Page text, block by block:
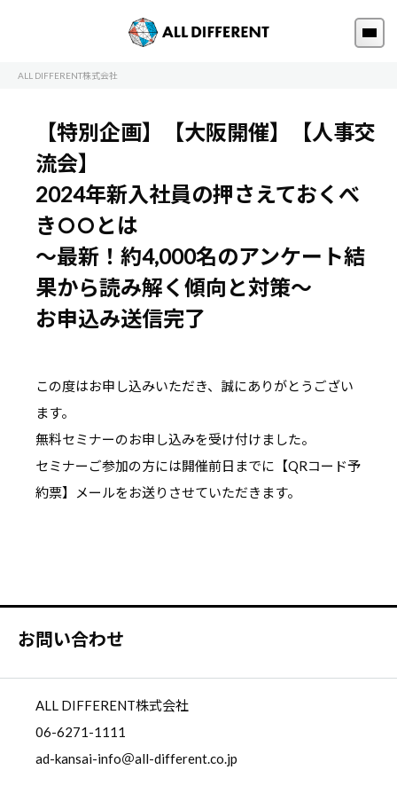
ALL DIFFERENT株式会社
【特別企画】【大阪開催】【人事交
流会】
2024年新入社員の押さえておくべ
き○○とは
～最新！約4,000名のアンケート結
果から読み解く傾向と対策～
お申込み送信完了
この度はお申し込みいただき、誠にありがとうござい
ます。
無料セミナーのお申し込みを受け付けました。
セミナーご参加の方には開催前日までに【QRコード予
約票】メールをお送りさせていただきます。
お問い合わせ
ALL DIFFERENT株式会社
06-6271-1111
ad-kansai-info＠all-different.co.jp